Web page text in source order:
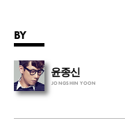
BY
윤종신
JONGSHIN YOON